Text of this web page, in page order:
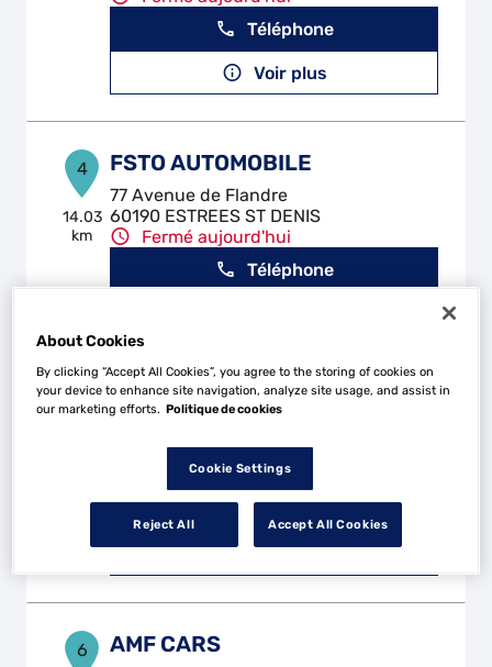
Téléphone
Voir plus
4
14.03
km
FSTO AUTOMOBILE
77 Avenue de Flandre
60190 ESTREES ST DENIS
Fermé aujourd'hui
Téléphone
5 GL AUTO CARROSSERIE
Fermé aujourd'hui
Téléphone
Voir plus
6 AMF CARS
About Cookies
By clicking “Accept All Cookies”, you agree to the storing of cookies on
your device to enhance site navigation, analyze site usage, and assist in
our marketing efforts. Politique de cookies
Cookie Settings
Reject All Accept All Cookies